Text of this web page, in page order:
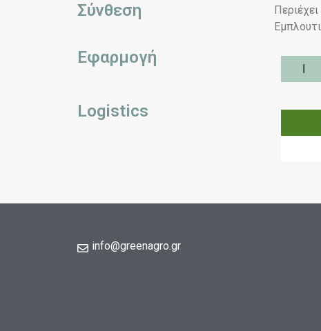
Σύνθεση
Εφαρμογή
Ι
Logistics
info@greenagro.gr